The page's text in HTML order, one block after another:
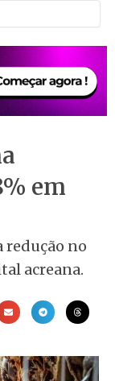
em
redução no
acreana.